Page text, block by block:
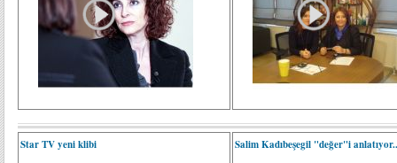
Star TV yeni klibi Salim Kadıbeşegil "değer"i